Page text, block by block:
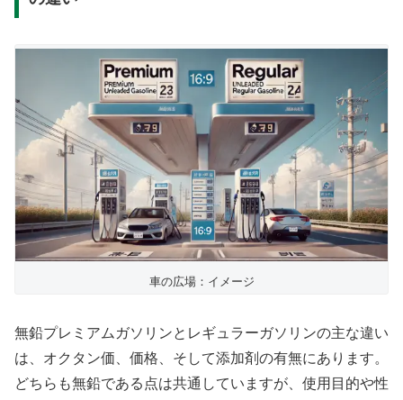
車の広場：イメージ
無鉛プレミアムガソリンとレギュラーガソリンの主な違い
は、オクタン価、価格、そして添加剤の有無にあります。
どちらも無鉛である点は共通していますが、使用目的や性